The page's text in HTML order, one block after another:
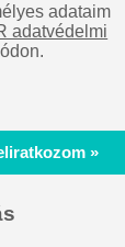
adataim
adatvédelmi
»